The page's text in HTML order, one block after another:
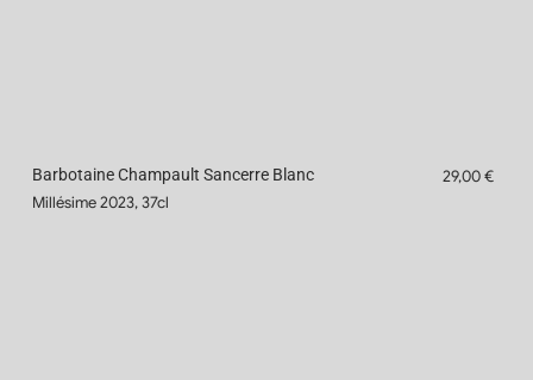
Barbotaine Champault Sancerre Blanc
Millésime 2023, 37cl
29,00 €